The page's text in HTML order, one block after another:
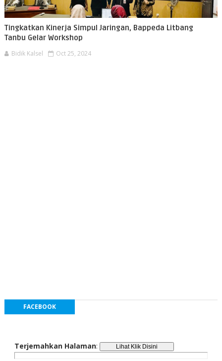
Tingkatkan Kinerja Simpul Jaringan, Bappeda Litbang
Tanbu Gelar Workshop
Bidik Kalsel Oct 25, 2024
FACEBOOK
Terjemahkan Halaman: